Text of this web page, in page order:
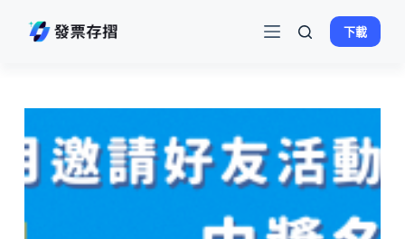
跳
容
下載